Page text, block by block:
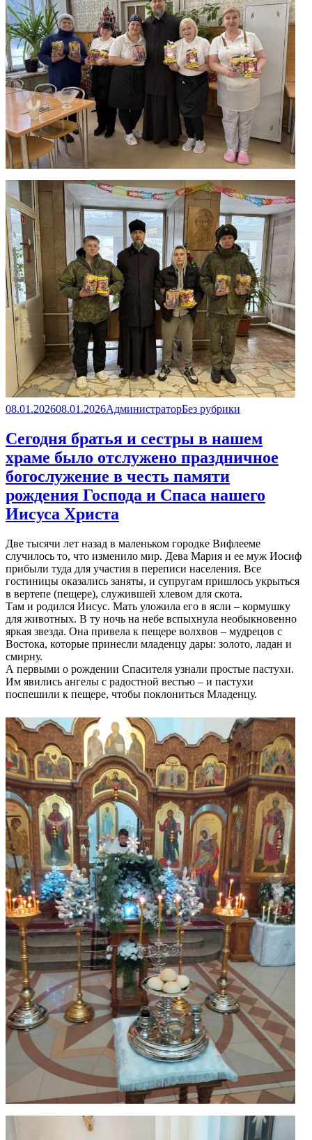
Опубликовано
08.01.202608.01.2026Автор
АдминистраторРубрики
Без рубрики
Сегодня братья и сестры в нашем
храме было отслужено праздничное
богослужение в честь памяти
рождения Господа и Спаса нашего
Иисуса Христа
Две тысячи лет назад в маленьком городке Вифлееме
случилось то, что изменило мир. Дева Мария и ее муж Иосиф
прибыли туда для участия в переписи населения. Все
гостиницы оказались заняты, и супругам пришлось укрыться
в вертепе (пещере), служившей хлевом для скота.
Там и родился Иисус. Мать уложила его в ясли – кормушку
для животных. В ту ночь на небе вспыхнула необыкновенно
яркая звезда. Она привела к пещере волхвов – мудрецов с
Востока, которые принесли младенцу дары: золото, ладан и
смирну.
А первыми о рождении Спасителя узнали простые пастухи.
Им явились ангелы с радостной вестью – и пастухи
поспешили к пещере, чтобы поклониться Младенцу.